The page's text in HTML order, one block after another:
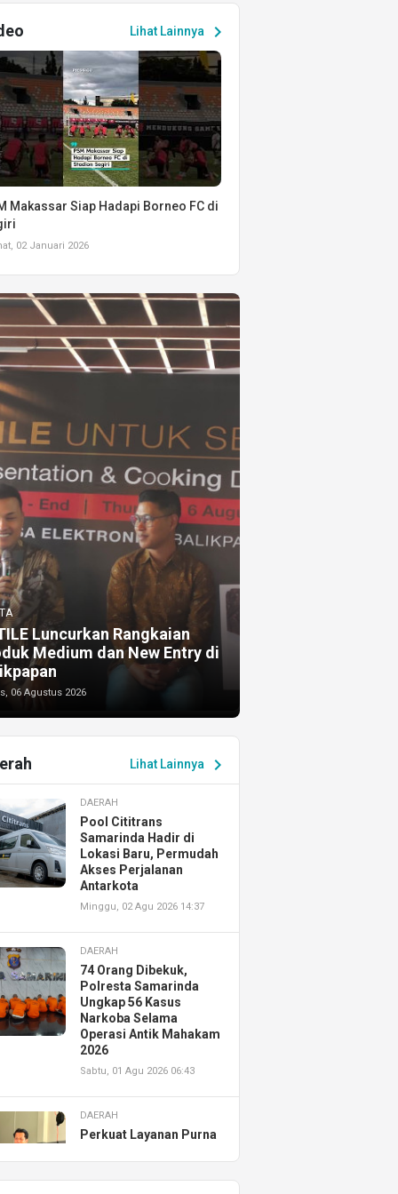
Lihat Lainnya chevron_right
Makassar Siap Hadapi Borneo FC di
02 Januari 2026
Luncurkan Rangkaian
Medium dan New Entry di
06 Agustus 2026
Lihat Lainnya chevron_right
DAERAH
Pool Cititrans
Samarinda Hadir di
Lokasi Baru, Permudah
Akses Perjalanan
Antarkota
Minggu, 02 Agu 2026 14:37
DAERAH
74 Orang Dibekuk,
Polresta Samarinda
Ungkap 56 Kasus
Narkoba Selama
Operasi Antik Mahakam
2026
Sabtu, 01 Agu 2026 06:43
DAERAH
Perkuat Layanan Purna
Resmikan AHASS